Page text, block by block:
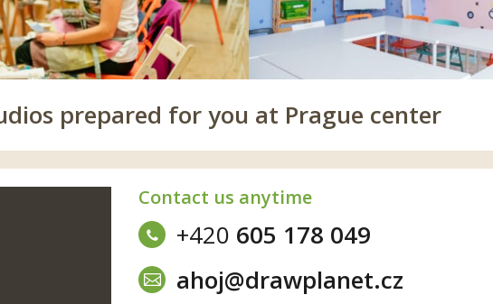
prepared for you at Prague center
Contact us anytime
+420 605 178 049
ahoj@drawplanet.cz